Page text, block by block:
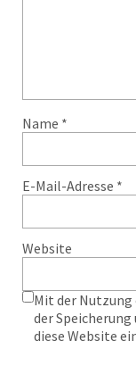
Name *
E-Mail-Adresse *
Website
Mit der
der
diese Website